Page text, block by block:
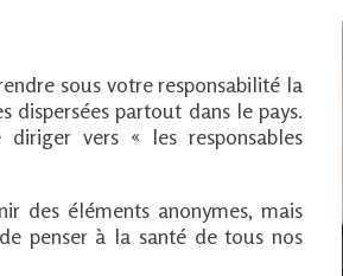
sous votre responsabilité la
dispersées partout dans le pays.
vers « les responsables
des éléments anonymes, mais
penser à la santé de tous nos